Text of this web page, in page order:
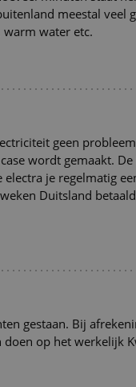
meestal veel
warm water etc.
geen
wordt gemaakt.
je regelmatig
Duitsland
gestaan. Bij
op het werkelijk